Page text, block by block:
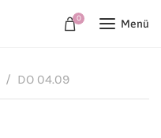
0 Menü
DO 04.09